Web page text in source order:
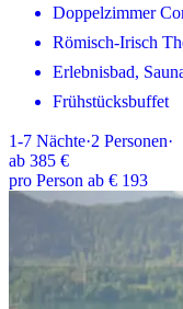
Doppelzimmer
Römisch-Irisch
Erlebnisbad,
Frühstücksbuffet
1-7 Nächte·2 Personen·
ab 385 €
pro Person ab € 193